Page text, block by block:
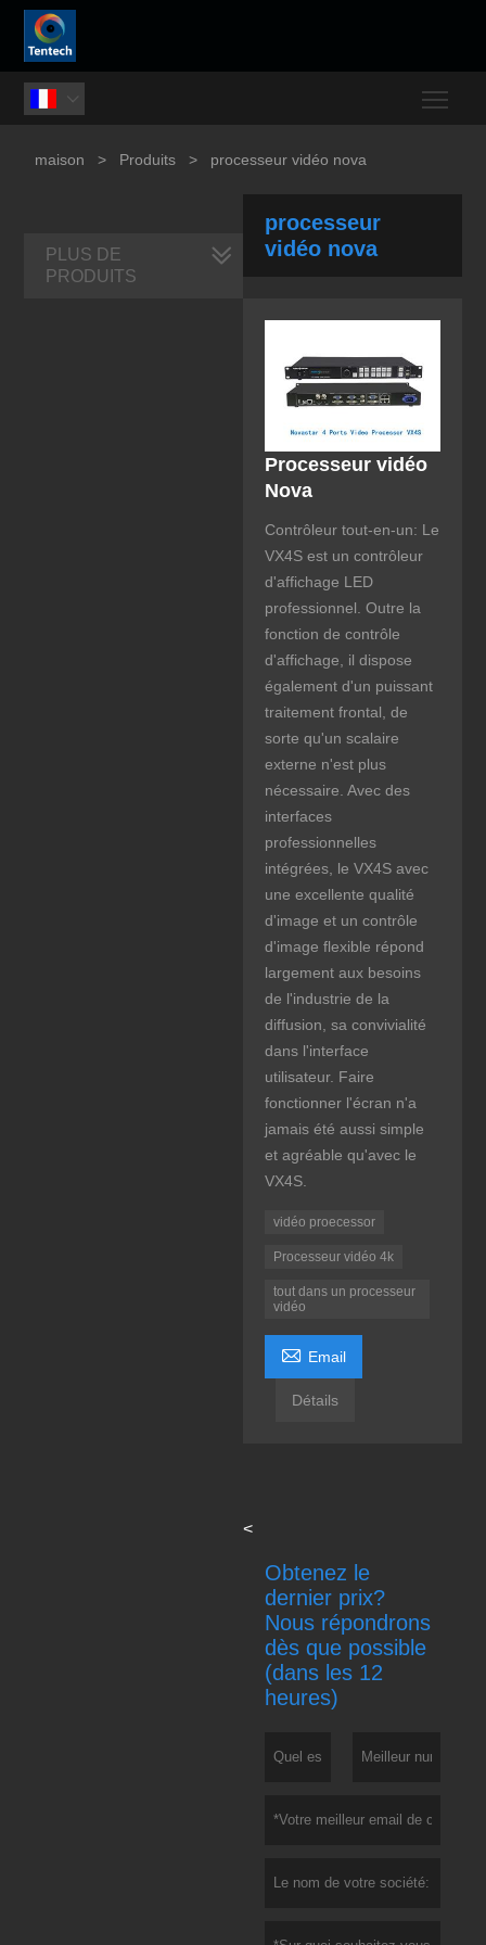

maison > Produits > processeur vidéo nova
processeur
vidéo nova
Processeur vidéo
Nova
Contrôleur tout-en-un: Le
VX4S est un contrôleur
d'affichage LED
professionnel. Outre la
fonction de contrôle
d'affichage, il dispose
également d'un puissant
traitement frontal, de
sorte qu'un scalaire
externe n'est plus
nécessaire. Avec des
interfaces
professionnelles
intégrées, le VX4S avec
une excellente qualité
d'image et un contrôle
d'image flexible répond
largement aux besoins
de l'industrie de la
diffusion, sa convivialité
dans l'interface
utilisateur. Faire
fonctionner l'écran n'a
jamais été aussi simple
et agréable qu'avec le
VX4S.
vidéo proecessor
Processeur vidéo 4k
tout dans un processeur
vidéo
 Email
Détails
<
Obtenez le
dernier prix?
Nous répondrons
dès que possible
(dans les 12
heures)
PLUS DE
PRODUITS